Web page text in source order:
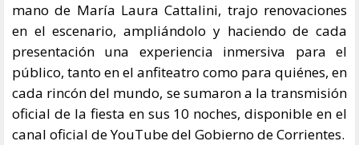
mano de María Laura Cattalini, trajo renovaciones
en el escenario, ampliándolo y haciendo de cada
presentación una experiencia inmersiva para el
público, tanto en el anfiteatro como para quiénes, en
cada rincón del mundo, se sumaron a la transmisión
oficial de la fiesta en sus 10 noches, disponible en el
canal oficial de YouTube del Gobierno de Corrientes.